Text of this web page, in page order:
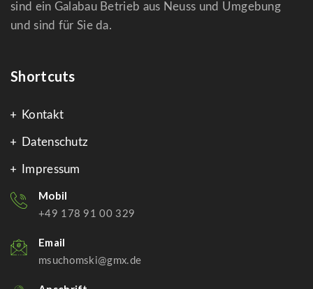
sind ein Galabau Betrieb aus Neuss und Umgebung
und sind für Sie da.
Shortcuts
Kontakt
Datenschutz
Impressum
Mobil
+49 178 91 00 329
Email
msuchomski@gmx.de